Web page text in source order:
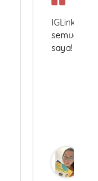
IGLinks.io
semua
saya!